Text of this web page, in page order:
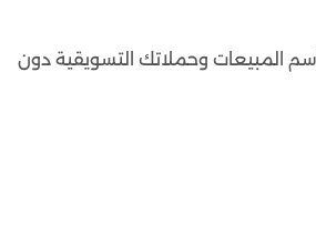
المبيعات وحملاتك التسويقية دون